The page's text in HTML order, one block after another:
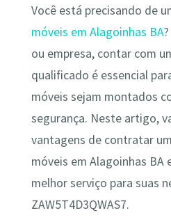
Você está precisando de
móveis em Alagoinhas BA
ou empresa, contar com
qualificado é essencial
móveis sejam montados
segurança. Neste artigo,
vantagens de contratar
móveis em Alagoinhas BA
melhor serviço para suas
ZAW5T4D3QWAS7.